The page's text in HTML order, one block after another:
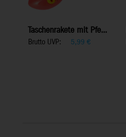
Taschenrakete mit Pfe...
Brutto UVP: 5,99 €